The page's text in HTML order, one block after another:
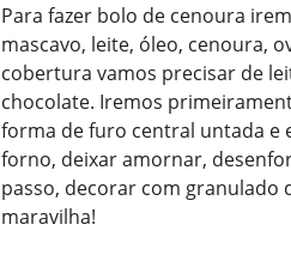
Para fazer bolo de cenoura
mascavo, leite, óleo, cenoura,
cobertura vamos precisar de
chocolate. Iremos
forma de furo central untada e
forno, deixar amornar,
passo, decorar com granulado
maravilha!